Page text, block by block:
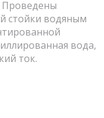
стойки водяным
вода,
ток.